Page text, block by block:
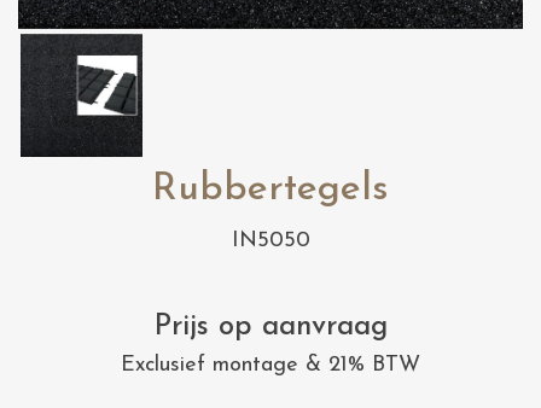
Rubbertegels
IN5050
Prijs op aanvraag
Exclusief montage & 21% BTW